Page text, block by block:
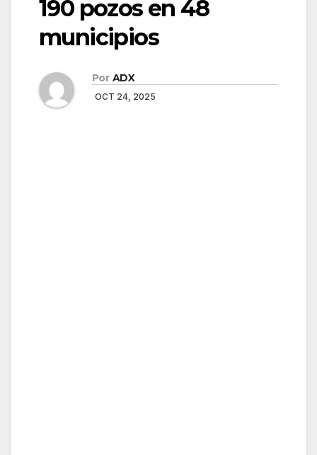
190 pozos en 48
municipios
Por ADX
OCT 24, 2025